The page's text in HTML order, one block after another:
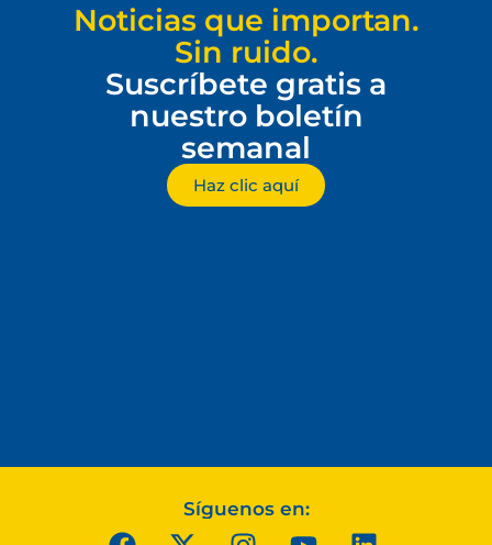
Noticias que importan.
Sin ruido.
Suscríbete gratis a
nuestro boletín
semanal
Haz clic aquí
Síguenos en: